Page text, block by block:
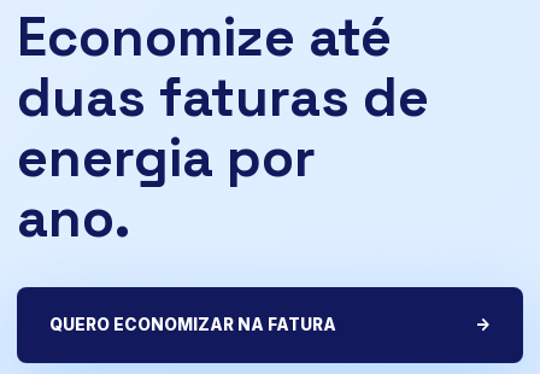
Economize até
duas faturas de
energia por
ano.
QUERO ECONOMIZAR NA FATURA ->